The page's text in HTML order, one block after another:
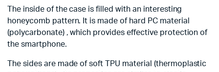
The inside of the case is filled with an interesting
honeycomb pattern. It is made of hard PC material
(polycarbonate) , which provides effective protection of
the smartphone.
The sides are made of soft TPU material (thermoplastic